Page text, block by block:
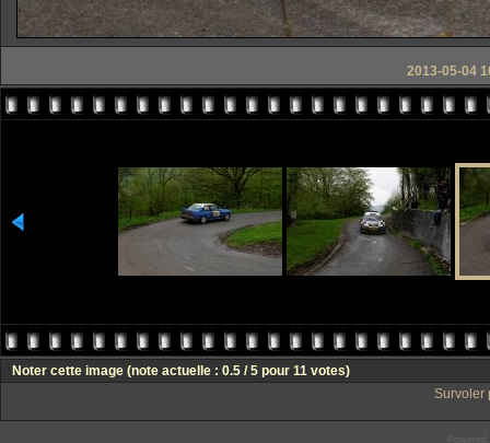
2013-05-04
Noter cette image (note actuelle : 0.5 / 5 pour 11 votes)
Survoler